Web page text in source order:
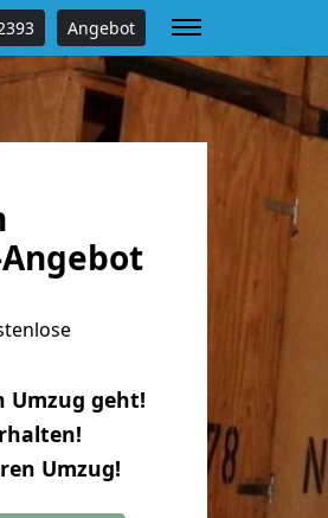
Angebot
Umzug geht!
Umzug!